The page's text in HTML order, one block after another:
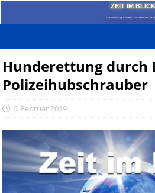
ZEIT IM BLICK
Das News-Blog mit dem kritischen Blick auf die
Hunderettung durch
Polizeihubschrauber
6. Februar 2019